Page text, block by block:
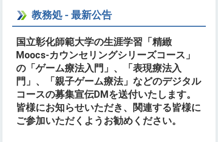
教務処 - 最新公告
国立彰化師範大学の生涯学習「精緻
Moocs-カウンセリングシリーズコース」
の「ゲーム療法入門」、「表現療法入
門」、「親子ゲーム療法」などのデジタル
コースの募集宣伝DMを送付いたします。
皆様にお知らせいただき、関連する皆様に
ご参加いただくようお勧めください。